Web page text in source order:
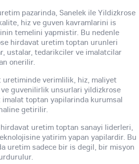
pazarinda, Sanelek ile Yildizkrose
hiz ve guven kavramlarini is
temelini yapmistir. Bu nedenle
hirdavat uretim toptan urunleri
ustalar, tedarikciler ve imalatcilar
onerilir.
uretiminde verimlilik, hiz, maliyet
guvenilirlik unsurlari yildizkrose
imalat toptan yapilarinda kurumsal
getirilir.
hirdavat uretim toptan sanayi liderleri,
yatirim yapan yapilardir. Bu
uretim sadece bir is degil, bir misyon